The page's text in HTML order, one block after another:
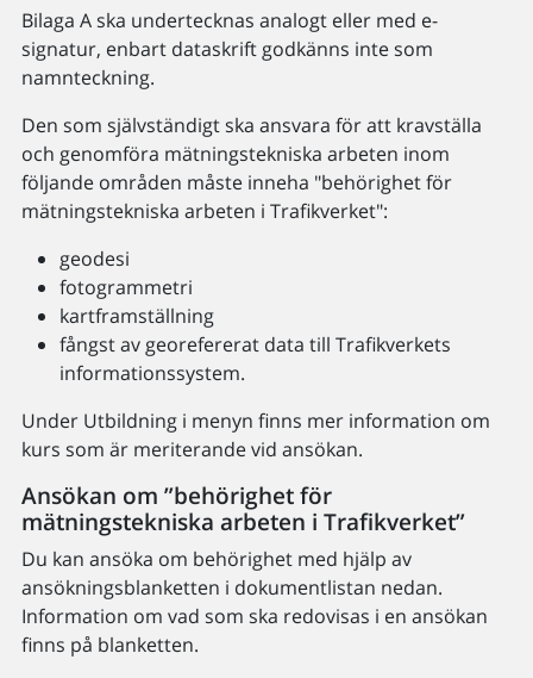
Bilaga A ska undertecknas analogt eller med e-
signatur, enbart dataskrift godkänns inte som
namnteckning.
Den som självständigt ska ansvara för att kravställa
och genomföra mätningstekniska arbeten inom
följande områden måste inneha "behörighet för
mätningstekniska arbeten i Trafikverket":
geodesi
fotogrammetri
kartframställning
fångst av georefererat data till Trafikverkets
informationssystem.
Under Utbildning i menyn finns mer information om
kurs som är meriterande vid ansökan.
Ansökan om ”behörighet för
mätningstekniska arbeten i Trafikverket”
Du kan ansöka om behörighet med hjälp av
ansökningsblanketten i dokumentlistan nedan.
Information om vad som ska redovisas i en ansökan
finns på blanketten.